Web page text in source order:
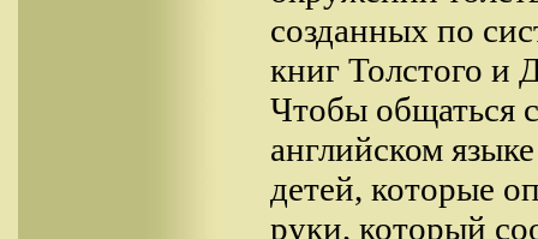
созданных по
книг Толстого и
Чтобы общаться
английском
детей, которые
руки, который